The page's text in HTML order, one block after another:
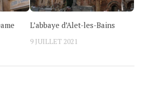
L’abbaye d’Alet-les-Bains
9 JUILLET 2021